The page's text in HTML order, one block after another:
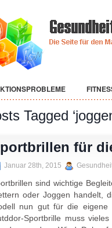
Tagged
für
Januar 28th, 2015
sind wichtige
oder Joggen handelt,
nun gut für die eigene
Sportbrille muss